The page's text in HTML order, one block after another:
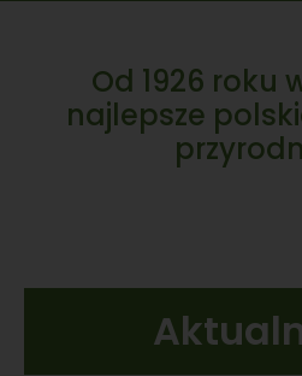
Od 1926 roku
najlepsze